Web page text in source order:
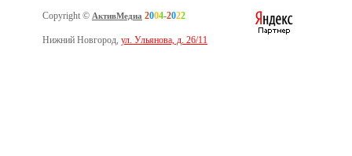
Copyright © АктивМедиа 2004-2022
Нижний Новгород, ул. Ульянова, д. 26/11